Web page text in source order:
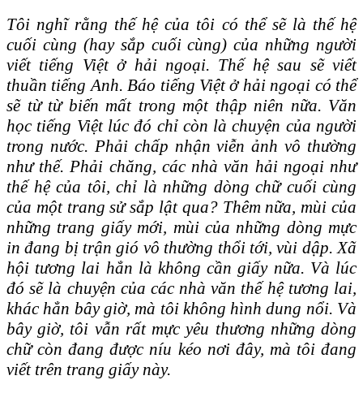
Tôi nghĩ rằng thế hệ của tôi có thể sẽ là thế hệ
cuối cùng (hay sắp cuối cùng) của những người
viết tiếng Việt ở hải ngoại. Thế hệ sau sẽ viết
thuần tiếng Anh. Báo tiếng Việt ở hải ngoại có thể
sẽ từ từ biến mất trong một thập niên nữa. Văn
học tiếng Việt lúc đó chỉ còn là chuyện của người
trong nước. Phải chấp nhận viễn ảnh vô thường
như thế. Phải chăng, các nhà văn hải ngoại như
thế hệ của tôi, chỉ là những dòng chữ cuối cùng
của một trang sử sắp lật qua? Thêm nữa, mùi của
những trang giấy mới, mùi của những dòng mực
in đang bị trận gió vô thường thổi tới, vùi dập. Xã
hội tương lai hẳn là không cần giấy nữa. Và lúc
đó sẽ là chuyện của các nhà văn thế hệ tương lai,
khác hẳn bây giờ, mà tôi không hình dung nổi. Và
bây giờ, tôi vẫn rất mực yêu thương những dòng
chữ còn đang được níu kéo nơi đây, mà tôi đang
viết trên trang giấy này.